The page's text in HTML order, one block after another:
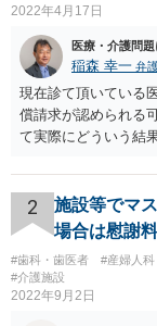
2022年4月17日
医療・介護問
稲森 幸一 弁
現在診て頂いている
償請求が認められる
て実際にどういう結
療費や精神的苦痛を
などが考えられます
2
施設等でマ
場合は慰謝
#歯科・歯医者 #産婦人科
#介護施設
2022年9月2日